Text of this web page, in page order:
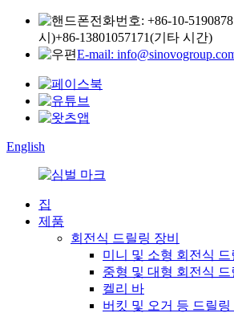
전화번호: +86-10-
시)+86-13801057171(기타 시간)
E-mail:
English
집
제품
회전식 드릴링 장비
미니 및 소형 회전식 드
중형 및 대형 회전식 드
켈리 바
버킷 및 오거 등 드릴링